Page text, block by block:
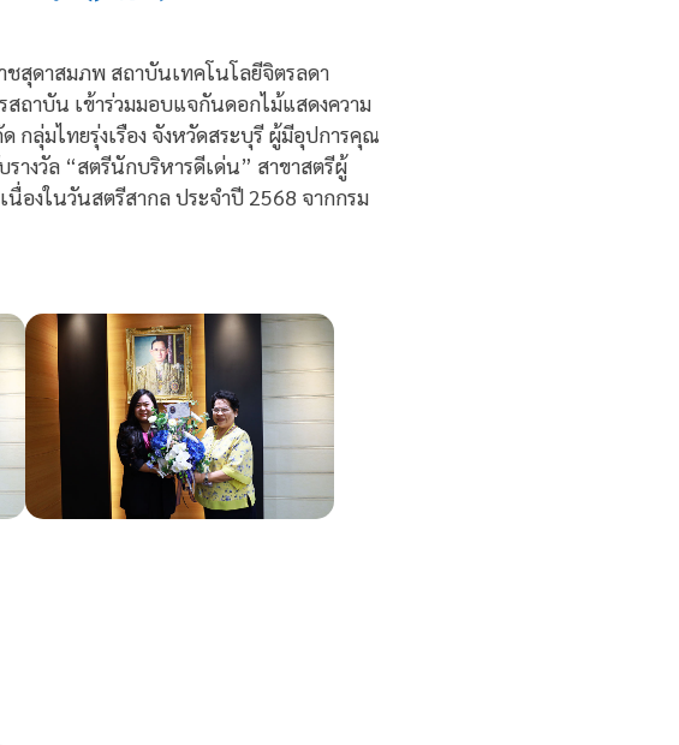
สุดาสมภพ สถาบันเทคโนโลยีจิตรลดา
ถาบัน เข้าร่วมมอบแจกันดอกไม้แสดงความ
ลุ่มไทยรุ่งเรือง จังหวัดสระบุรี ผู้มีอุปการคุณ
างวัล “สตรีนักบริหารดีเด่น” สาขาสตรีผู้
องในวันสตรีสากล ประจำปี 2568 จากกรม